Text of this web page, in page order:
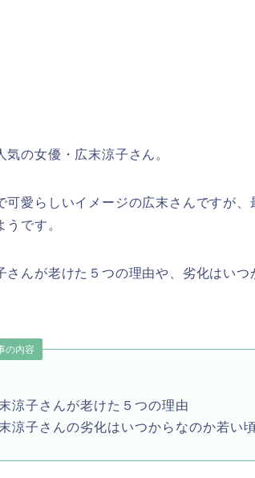
気の女優・広末涼子さん。
可愛らしいイメージの広末さんですが、
うです。
さんが老けた５つの理由や、劣化はい
の内容
涼子さんが老けた５つの理由
涼子さんの劣化はいつからなのか若い